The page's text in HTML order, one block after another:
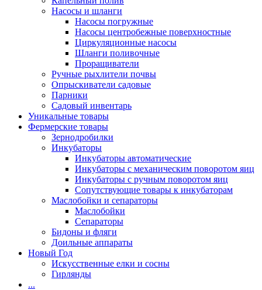
Насосы и шланги
Насосы погружные
Насосы центробежные поверхностные
Циркуляционные насосы
Шланги поливочные
Проращиватели
Ручные рыхлители почвы
Опрыскиватели садовые
Парники
Садовый инвентарь
Уникальные товары
Фермерские товары
Зернодробилки
Инкубаторы
Инкубаторы автоматические
Инкубаторы с механическим поворотом яиц
Инкубаторы с ручным поворотом яиц
Сопутствующие товары к инкубаторам
Маслобойки и сепараторы
Маслобойки
Сепараторы
Бидоны и фляги
Доильные аппараты
Новый Год
Искусственные елки и сосны
Гирлянды
...